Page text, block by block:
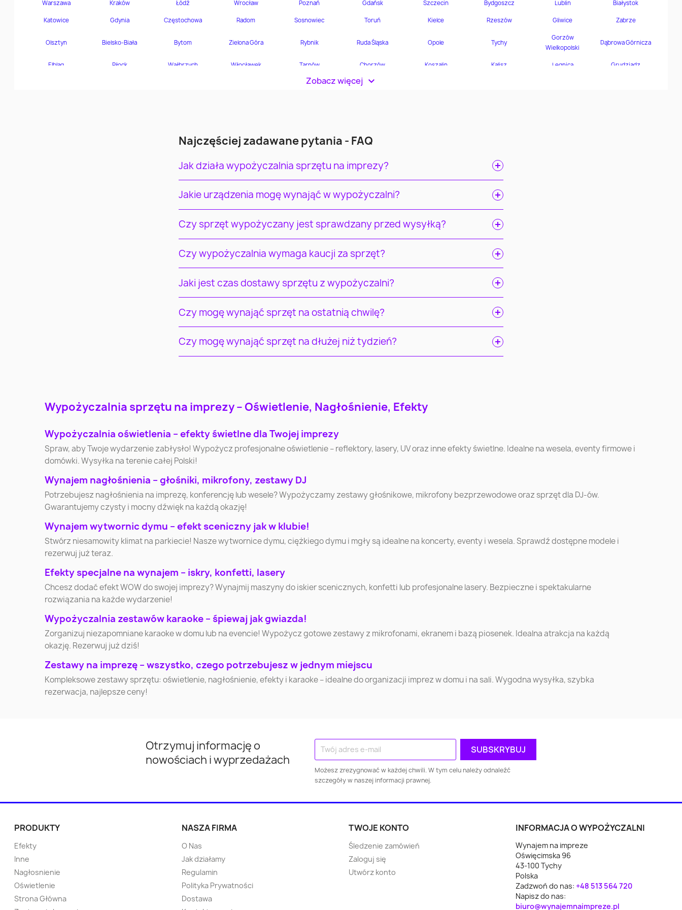
Olsztyn Bielsko-Biała Bytom Zielona Góra Rybnik Ruda Śląska Opole
Elbląg Płock Wałbrzych
Słupsk Jaworzno Jastrzębie-Zdrój
Lubin Ostrołęka Suwałki Łomża Leszno Zamość Żory
Stalowa Wola Kędzierzyn-Koźle Starachowice
Mazowiecki
Mikołów Nysa Ełk
Żyrardów
Wałcz Nowy Targ Lubliniec Cieszyn Sochaczew Września
Kłodzko Brodnica Oświęcim
Kwidzyn Jarosław Puławy Wejherowo Racibórz
Pabianice Ropczyce Reda Lubartów
Strzelce Opolskie Błonie Koło
Ostrzeszów Skarszewy Polkowice
Nowe Miasto
Zobacz więcej >
Najczęściej zadawane pytania - FAQ
Jak działa wypożyczalnia sprzętu na imprezy?
Jakie urządzenia mogę wynająć w wypożyczalni?
Czy sprzęt wypożyczany jest sprawdzany przed wysyłką?
Czy wypożyczalnia wymaga kaucji za sprzęt?
Jaki jest czas dostawy sprzętu z wypożyczalni?
Czy mogę wynająć sprzęt na ostatnią chwilę?
Czy mogę wynająć sprzęt na dłużej niż tydzień?
Wypożyczalnia sprzętu na imprezy – Oświetlenie, Nagłośnienie, Efekty
Wypożyczalnia oświetlenia – efekty świetlne dla Twojej imprezy
Spraw, aby Twoje wydarzenie zabłysło! Wypożycz profesjonalne oświetlenie – reflektory, lasery, UV oraz inne efekty świetlne. Idealne na wesela, eventy firmowe i
domówki. Wysyłka na terenie całej Polski!
Wynajem nagłośnienia – głośniki, mikrofony, zestawy DJ
Potrzebujesz nagłośnienia na imprezę, konferencję lub wesele? Wypożyczamy zestawy głośnikowe, mikrofony bezprzewodowe oraz sprzęt dla DJ-ów.
Gwarantujemy czysty i mocny dźwięk na każdą okazję!
Wynajem wytwornic dymu – efekt sceniczny jak w klubie!
Stwórz niesamowity klimat na parkiecie! Nasze wytwornice dymu, ciężkiego dymu i mgły są idealne na koncerty, eventy i wesela. Sprawdź dostępne modele i
rezerwuj już teraz.
Efekty specjalne na wynajem – iskry, konfetti, lasery
Chcesz dodać efekt WOW do swojej imprezy? Wynajmij maszyny do iskier scenicznych, konfetti lub profesjonalne lasery. Bezpieczne i spektakularne
rozwiązania na każde wydarzenie!
Wypożyczalnia zestawów karaoke – śpiewaj jak gwiazda!
Zorganizuj niezapomniane karaoke w domu lub na evencie! Wypożycz gotowe zestawy z mikrofonami, ekranem i bazą piosenek. Idealna atrakcja na każdą
okazję. Rezerwuj już dziś!
Zestawy na imprezę – wszystko, czego potrzebujesz w jednym miejscu
Kompleksowe zestawy sprzętu: oświetlenie, nagłośnienie, efekty i karaoke – idealne do organizacji imprez w domu i na sali. Wygodna wysyłka, szybka
rezerwacja, najlepsze ceny!
Otrzymuj informację o
nowościach i wyprzedażach
Możesz zrezygnować w każdej chwili. W tym celu należy odnaleźć
szczegóły w naszej informacji prawnej.
PRODUKTY
Efekty
Inne
Nagłosnienie
Oświetlenie
Strona Główna
NASZA FIRMA
O Nas
Jak działamy
Regulamin
Polityka Prywatności
Dostawa
TWOJE KONTO
Śledzenie zamówień
Zaloguj się
Utwórz konto
INFORMACJA O WYPOŻYCZALNI
Wynajem na impreze
Oświęcimska 96
43-100 Tychy
Polska
Zadzwoń do nas:+48 513 564 720
Napisz do nas:
biuro@wynajemnaimpreze.pl